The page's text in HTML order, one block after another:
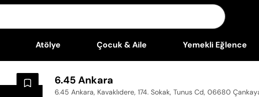
Atölye Çocuk & Aile Yemekli Eğlence
6.45 Ankara
6.45 Ankara, Kavaklıdere, 174. Sokak, Tunus Cd, 06680